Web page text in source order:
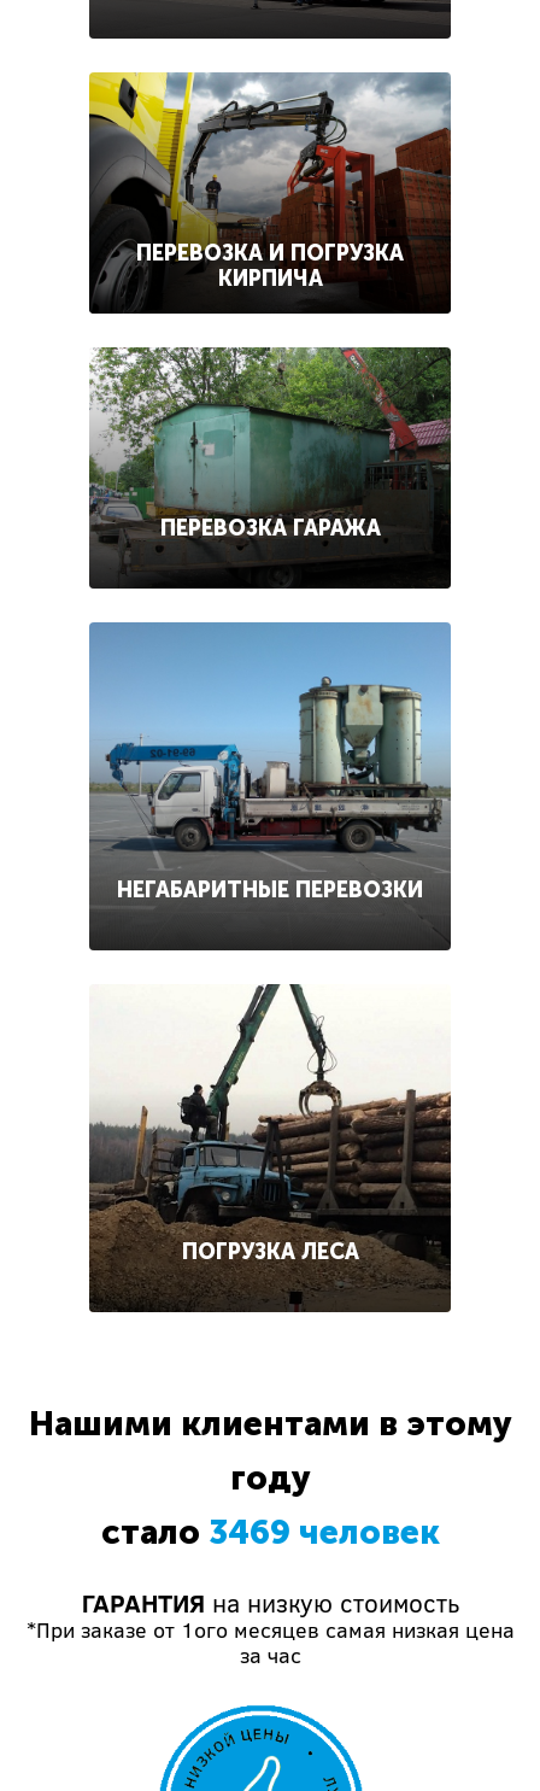
ПЕРЕВОЗКА И ПОГРУЗКА
КИРПИЧА
ПЕРЕВОЗКА ГАРАЖА
НЕГАБАРИТНЫЕ ПЕРЕВОЗКИ
ПОГРУЗКА ЛЕСА
Нашими клиентами в этому
году
стало 3469 человек
ГАРАНТИЯ на низкую стоимость
*При заказе от 1ого месяцев самая низкая цена
за час